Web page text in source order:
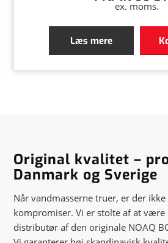
ex. moms.
Læs mere
Original kvalitet –
Danmark og Sverige
Når vandmasserne truer, er der
kompromiser. Vi er stolte af at være
distributør af den originale NOAQ